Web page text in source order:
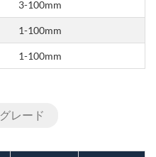
3-100mm
1-100mm
1-100mm
グレード